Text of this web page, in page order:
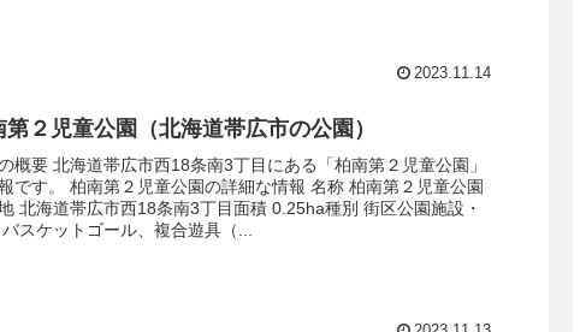
2023.11.14
第２児童公園（北海道帯広市の公園）
概要 北海道帯広市西18条南3丁目にある「柏南第２児童公園」
です。 柏南第２児童公園の詳細な情報 名称 柏南第２児童公園
北海道帯広市西18条南3丁目面積 0.25ha種別 街区公園施設・
スケットゴール、複合遊具（...